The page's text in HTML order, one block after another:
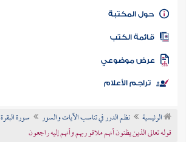
كتاب الأمة
المكتبة
الكتب
موضوعي
تراجم الأعلام
الرئيسية نظم الدرر في تناسب الآيات والسور
سورة البقرة
قوله تعالى الذين يظنون أنهم ملاقو ربهم وأنهم إليه راجعون